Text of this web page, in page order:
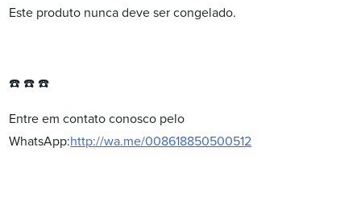
Este produto nunca deve ser congelado.
☎️ ☎️ ☎️
Entre em contato conosco pelo
WhatsApp:http://wa.me/008618850500512